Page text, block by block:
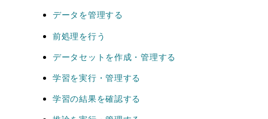
・前処理について
・データセット管理
データを管理する
前処理を行う
データセットを作成・管理する
学習を実行・管理する
学習の結果を確認する